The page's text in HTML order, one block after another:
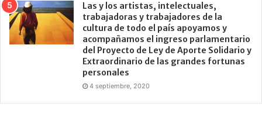
Las y los artistas, intelectuales,
trabajadoras y trabajadores de la
cultura de todo el país apoyamos y
acompañamos el ingreso parlamentario
del Proyecto de Ley de Aporte Solidario y
Extraordinario de las grandes fortunas
personales
4 septiembre, 2020